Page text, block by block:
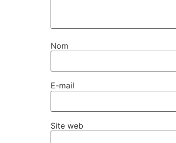
Nom
E-mail
Site web